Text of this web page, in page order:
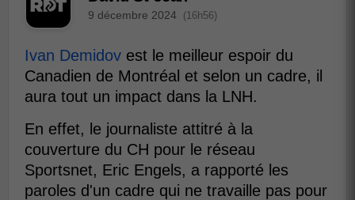
9 décembre 2024 (16h56)
Ivan Demidov est le meilleur espoir du
Canadien de Montréal et selon un cadre, il
aura tout un impact dans la LNH.
En effet, le journaliste attitré à la
couverture du CH pour le réseau
Sportsnet, Eric Engels, a rapporté les
paroles d'un cadre qui ne travaille pas pour